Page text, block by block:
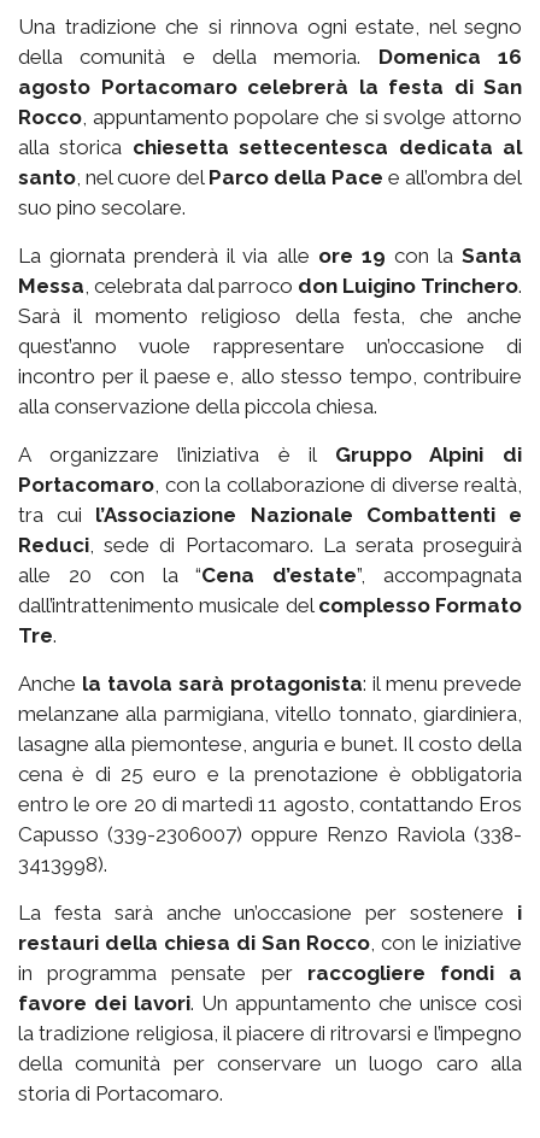
Una tradizione che si rinnova ogni estate, nel segno
della comunità e della memoria. Domenica 16
agosto Portacomaro celebrerà la festa di San
Rocco , appuntamento popolare che si svolge attorno
alla storica chiesetta settecentesca dedicata al
santo , nel cuore del Parco della Pace e all’ombra del
suo pino secolare.
La giornata prenderà il via alle ore 19 con laSanta
Messa , celebrata dal parroco don Luigino Trinchero.
Sarà il momento religioso della festa, che anche
quest’anno vuole rappresentare un’occasione di
incontro per il paese e, allo stesso tempo, contribuire
alla conservazione della piccola chiesa.
A organizzare l’iniziativa è il Gruppo Alpini di
Portacomaro , con la collaborazione di diverse realtà,
tra cui l’Associazione Nazionale Combattenti e
Reduci , sede di Portacomaro. La serata proseguirà
alle 20 con la “Cena d’estate”, accompagnata
dall’intrattenimento musicale del complesso Formato
Tre.
Anche la tavola sarà protagonista: il menu prevede
melanzane alla parmigiana, vitello tonnato, giardiniera,
lasagne alla piemontese, anguria e bunet. Il costo della
cena è di 25 euro e la prenotazione è obbligatoria
entro le ore 20 di martedì 11 agosto, contattando Eros
Capusso (339-2306007) oppure Renzo Raviola (338-
3413998).
La festa sarà anche un’occasione per sostenere i
restauri della chiesa di San Rocco , con le iniziative
in programma pensate per raccogliere fondi a
favore dei lavori. Un appuntamento che unisce così
la tradizione religiosa, il piacere di ritrovarsi e l’impegno
della comunità per conservare un luogo caro alla
storia di Portacomaro.